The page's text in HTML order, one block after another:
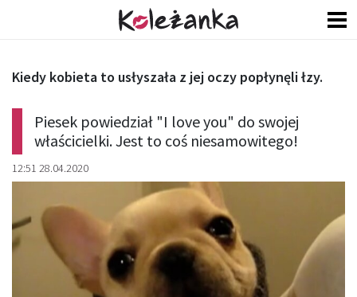
Piesek powiedział "I love you" do swojej
właścicielki. Jest to coś niesamowitego!
12:51 28.04.2020
Kiedy kobieta to usłyszała z jej oczy popłynęli łzy.